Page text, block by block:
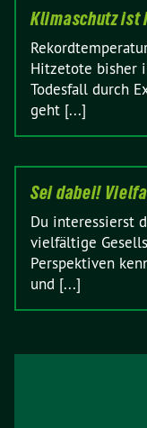
Klimaschutz ist
Hitzetote bisher
Todesfall durch
geht [...]
Sei dabei!
Du interessierst
vielfältige
Perspektiven
und [...]